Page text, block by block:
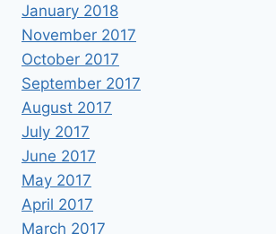
January 2018
November 2017
October 2017
September 2017
August 2017
July 2017
June 2017
May 2017
April 2017
March 2017